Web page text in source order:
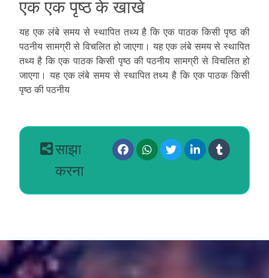
एक एक पृष्ठ के खाखे
यह एक लंबे समय से स्थापित तथ्य है कि एक पाठक किसी पृष्ठ की
पठनीय सामग्री से विचलित हो जाएगा। यह एक लंबे समय से स्थापित
तथ्य है कि एक पाठक किसी पृष्ठ की पठनीय सामग्री से विचलित हो
जाएगा। यह एक लंबे समय से स्थापित तथ्य है कि एक पाठक किसी
पृष्ठ की पठनीय
साझा
करना